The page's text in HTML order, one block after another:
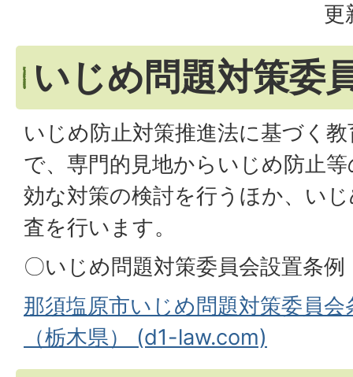
更
いじめ問題対策委
いじめ防止対策推進法に基づく
で、専門的見地からいじめ防止
効な対策の検討を行うほか、い
査を行います。
〇いじめ問題対策委員会設置条例
那須塩原市いじめ問題対策委員
（栃木県） (d1-law.com)